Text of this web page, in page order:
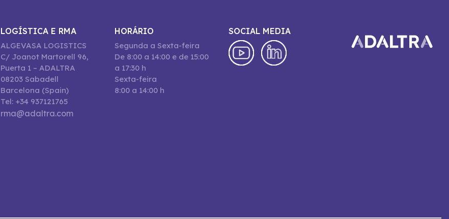
LOGÍSTICA E RMA
ALGEVASA LOGISTICS
C/ Joanot Martorell 96,
Puerta 1 – ADALTRA
08203 Sabadell
Barcelona (Spain)
Tel: +34 937121765
rma@adaltra.com
HORÁRIO
Segunda a Sexta-feira
De 8:00 a 14:00 e de 15:00
a 17:30 h
Sexta-feira
8:00 a 14:00 h
SOCIAL MEDIA